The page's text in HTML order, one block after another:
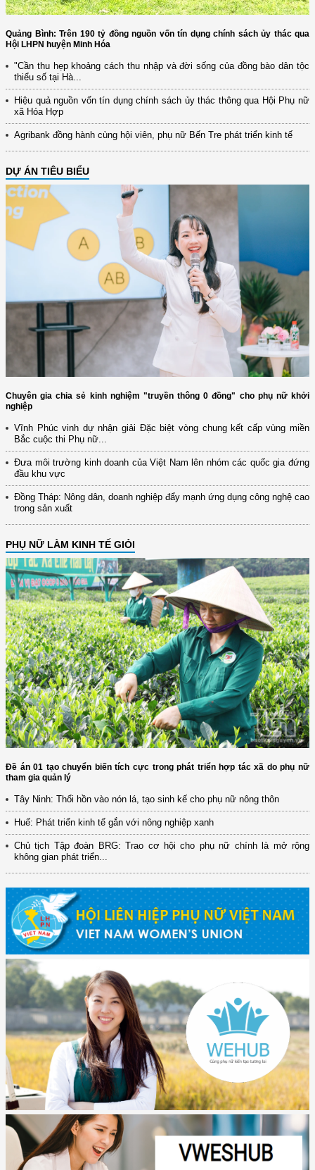
Quảng Bình: Trên 190 tỷ đồng nguồn vốn tín dụng chính sách ủy thác qua
Hội LHPN huyện Minh Hóa
"Cần thu hẹp khoảng cách thu nhập và đời sống của đồng bào dân tộc
thiểu số tại Hà...
Hiệu quả nguồn vốn tín dụng chính sách ủy thác thông qua Hội Phụ nữ
xã Hóa Hợp
Agribank đồng hành cùng hội viên, phụ nữ Bến Tre phát triển kinh tế
DỰ ÁN TIÊU BIỂU
Chuyên gia chia sẻ kinh nghiệm "truyền thông 0 đồng" cho phụ nữ khởi
nghiệp
Vĩnh Phúc vinh dự nhận giải Đặc biệt vòng chung kết cấp vùng miền
Bắc cuộc thi Phụ nữ...
Đưa môi trường kinh doanh của Việt Nam lên nhóm các quốc gia đứng
đầu khu vực
Đồng Tháp: Nông dân, doanh nghiệp đẩy mạnh ứng dụng công nghệ cao
trong sản xuất
PHỤ NỮ LÀM KINH TẾ GIỎI
Đề án 01 tạo chuyển biến tích cực trong phát triển hợp tác xã do phụ nữ
tham gia quản lý
Tây Ninh: Thổi hồn vào nón lá, tạo sinh kế cho phụ nữ nông thôn
Huế: Phát triển kinh tế gắn với nông nghiệp xanh
Chủ tịch Tập đoàn BRG: Trao cơ hội cho phụ nữ chính là mở rộng
không gian phát triển...